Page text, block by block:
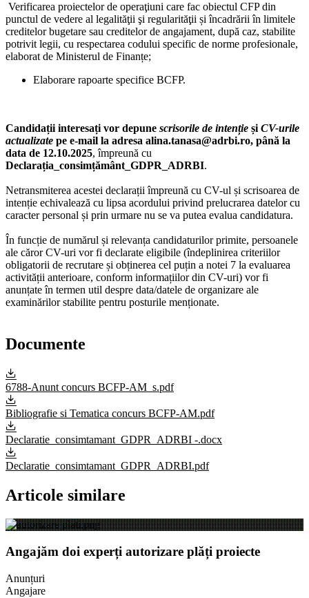
Verificarea proiectelor de operaţiuni care fac obiectul CFP din
punctul de vedere al legalităţii şi regularităţii și încadrării în limitele
creditelor bugetare sau creditelor de angajament, după caz, stabilite
potrivit legii, cu respectarea codului specific de norme profesionale,
elaborat de Ministerul de Finanțe;
Elaborare rapoarte specifice BCFP.
Candidații interesați vor depune scrisorile de intenție șiCV-urile
actualizate pe e-mail la adresa alina.tanasa@adrbi.ro, până la
data de 12.10.2025, împreună cu
Declarația_consimțământ_GDPR_ADRBI.
Netransmiterea acestei declarații împreună cu CV-ul și scrisoarea de
intenție echivalează cu lipsa acordului privind prelucrarea datelor cu
caracter personal și prin urmare nu se va putea evalua candidatura.
În funcție de numărul și relevanța candidaturilor primite, persoanele
ale căror CV-uri vor fi declarate eligibile (îndeplinirea criteriilor
obligatorii de recrutare și obținerea cel puțin a notei 7 la evaluarea
activității anterioare, conform informațiilor din CV-uri) vor fi
anunțate în termen util despre data/datele de organizare ale
examinărilor stabilite pentru posturile menționate.
Documente
6788-Anunt concurs BCFP-AM_s.pdf
Bibliografie si Tematica concurs BCFP-AM.pdf
Declaratie_consimtamant_GDPR_ADRBI -.docx
Declaratie_consimtamant_GDPR_ADRBI.pdf
Articole similare
Angajăm doi experți autorizare plăți proiecte
Anunțuri
Angajare